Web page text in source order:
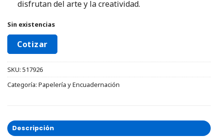
disfrutan del arte y la creatividad.
Sin existencias
Cotizar
SKU: 517926
Categoría: Papelería y Encuadernación
Descripción